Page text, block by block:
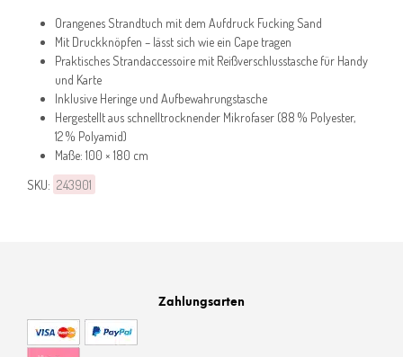
Orangenes Strandtuch mit dem Aufdruck Fucking Sand
Mit Druckknöpfen – lässt sich wie ein Cape tragen
Praktisches Strandaccessoire mit Reißverschlusstasche für Handy
und Karte
Inklusive Heringe und Aufbewahrungstasche
Hergestellt aus schnelltrocknender Mikrofaser (88 % Polyester,
12 % Polyamid)
Maße: 100 × 180 cm
SKU: 243901
Zahlungsarten